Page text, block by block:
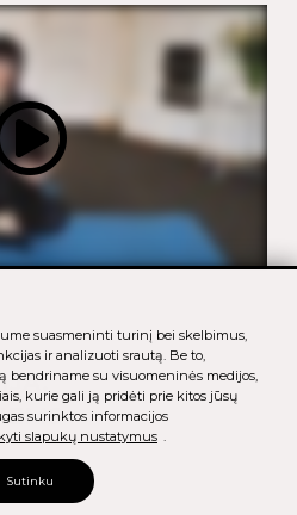
suasmeninti turinį bei skelbimus,
ir analizuoti srautą. Be to,
bendriname su visuomeninės medijos,
kurie gali ją pridėti prie kitos jūsų
surinktos informacijos
slapukų nustatymus .
Sutinku